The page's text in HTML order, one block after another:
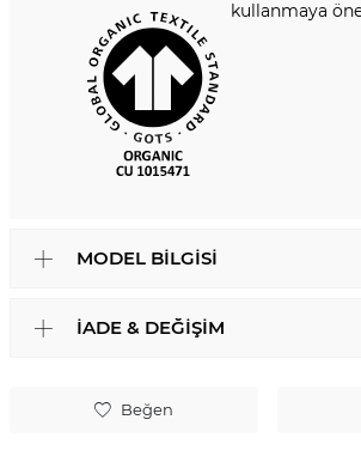
Beğen
kullanmaya
MODEL BILGISI
İADE & DEĞIŞIM